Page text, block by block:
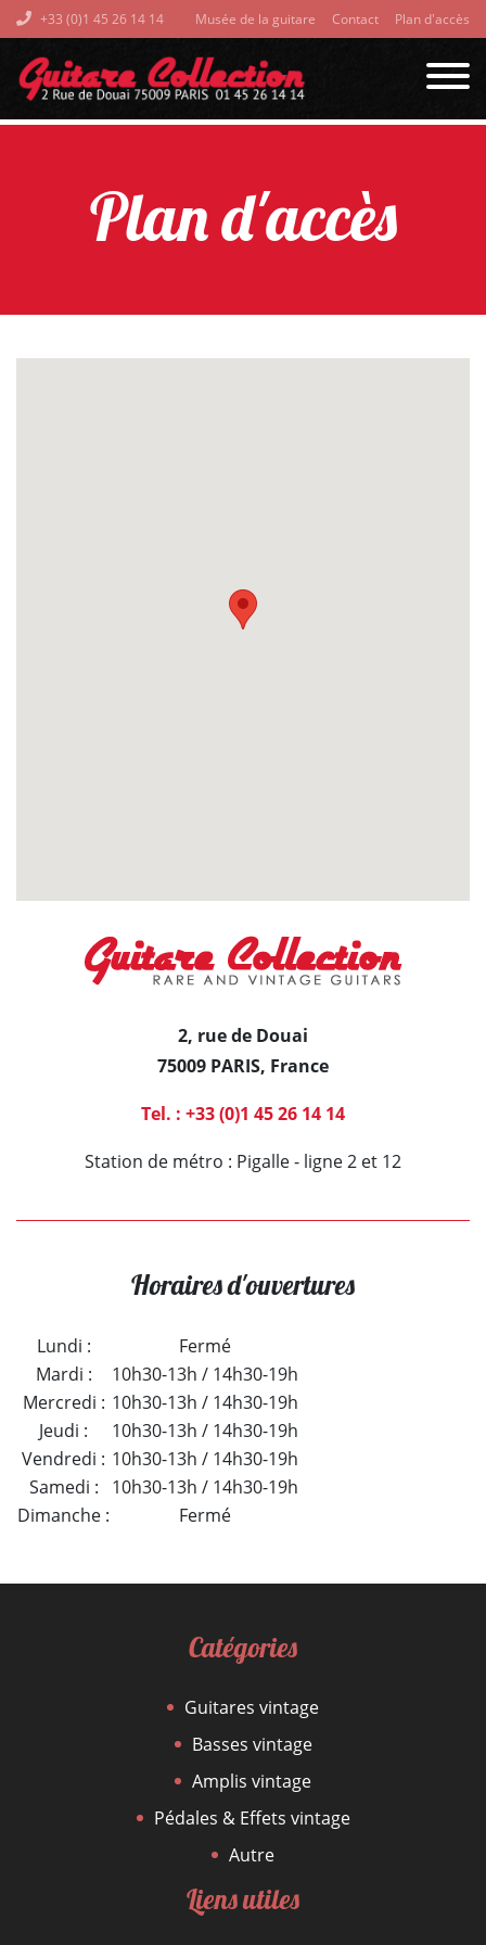
+33 (0)1 45 26 14 14 Musée de la guitare Contact Plan d'accès
GUITARES
BASSES
AUTRE
Plan d'accès
2, rue de Douai
75009 PARIS, France
Tel. : +33 (0)1 45 26 14 14
Station de métro : Pigalle - ligne 2 et 12
Horaires d'ouvertures
Lundi :
Fermé
Mardi :
10h30-13h / 14h30-19h
Mercredi : 10h30-13h / 14h30-19h
Jeudi :
10h30-13h / 14h30-19h
Vendredi : 10h30-13h / 14h30-19h
Samedi :
10h30-13h / 14h30-19h
Dimanche :
Fermé
Catégories
Guitares vintage
Basses vintage
Amplis vintage
Pédales & Effets vintage
Autre
Liens utiles